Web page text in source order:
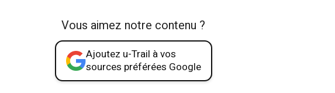
Vous aimez notre contenu ?
Ajoutez u-Trail à vos
sources préférées Google